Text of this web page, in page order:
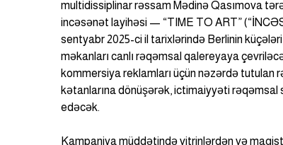
multidissiplinar rəssam Mədinə Qasımova
incəsənət layihəsi — “TIME TO ART”
sentyabr 2025-ci il tarixlərində Berlinin
məkanları canlı rəqəmsal qalereyaya
kommersiya reklamları üçün nəzərdə tutulan
kətanlarına dönüşərək, ictimaiyyəti rəqəmsal
edəcək.
Kampaniya müddətində vitrinlərdən və